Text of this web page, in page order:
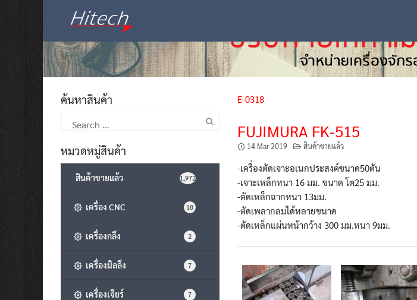
E-0318
FUJIMURA FK-515
14 Mar 2019 สินค้าขายแล้ว
-เครื่องตัดเจาะอเนกประสงค์ขนาด50ตัน
-เจาะเหล็กหนา 16 มม. ขนาด โต25 มม.
-ตัดเหล็กฉากหนา 13มม.
-ตัดเพลากลมได้หลายขนาด
-ตัดเหล็กแผ่นหน้ากว้าง 300 มม.หนา 9มม.
ค้นหาสินค้า
for:
หมวดหมู่สินค้า
สินค้าขายแล้ว 1,972
เครื่อง CNC 18
เครื่องกลึง 2
เครื่องมิลลิ่ง 7
เครื่องเจียร์ 7